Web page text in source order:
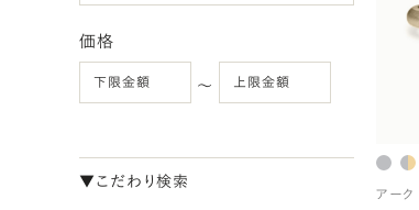
価格
〜
▼こだわり検索
アーク